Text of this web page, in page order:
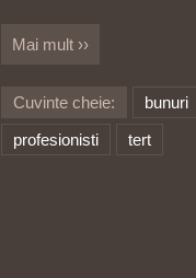
Mai mult ››
Cuvinte cheie: bunuri
profesionisti
tert